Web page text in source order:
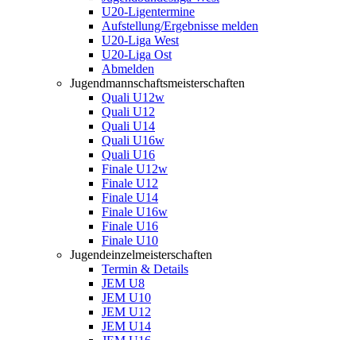
U20-Ligentermine
Aufstellung/Ergebnisse melden
U20-Liga West
U20-Liga Ost
Abmelden
Jugendmannschaftsmeisterschaften
Quali U12w
Quali U12
Quali U14
Quali U16w
Quali U16
Finale U12w
Finale U12
Finale U14
Finale U16w
Finale U16
Finale U10
Jugendeinzelmeisterschaften
Termin & Details
JEM U8
JEM U10
JEM U12
JEM U14